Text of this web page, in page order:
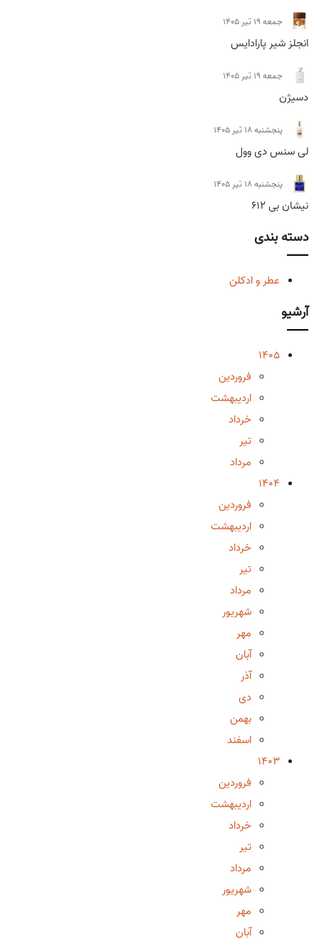
جمعه 19 تیر 1405
انجلز شیر پارادایس
جمعه 19 تیر 1405
دسیژن
پنجشنبه 18 تیر 1405
لی سنس دی وول
پنجشنبه 18 تیر 1405
نیشان بی 612
دسته بندی
عطر و ادکلن
آرشیو
1405
فروردین
اردیبهشت
خرداد
تیر
مرداد
1404
فروردین
اردیبهشت
خرداد
تیر
مرداد
شهریور
مهر
آبان
آذر
دی
بهمن
اسفند
1403
فروردین
اردیبهشت
خرداد
تیر
مرداد
شهریور
مهر
آبان